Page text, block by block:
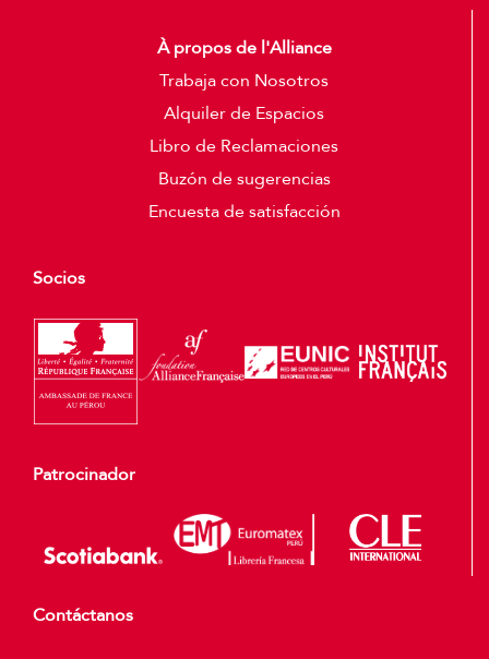
À propos de l'Alliance
Trabaja con Nosotros
Alquiler de Espacios
Libro de Reclamaciones
Buzón de sugerencias
Encuesta de satisfacción
Socios
Patrocinador
Contáctanos